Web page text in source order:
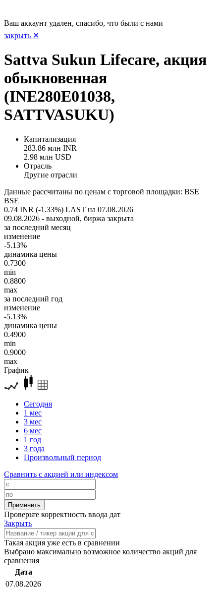
Ваш аккаунт удален, спасибо, что были с нами
закрыть ✕
Sattva Sukun Lifecare, акция
обыкновенная
(INE280E01038,
SATTVASUKU)
Капитализация
283.86 млн INR
2.98 млн USD
Отрасль
Другие отрасли
Данные рассчитаны по ценам с торговой площадки: BSE
BSE
0.74 INR (-1.33%) LAST на 07.08.2026
09.08.2026 - выходной, биржа закрыта
за последний месяц
изменение
-5.13%
динамика цены
0.7300
min
0.8800
max
за последний год
изменение
-5.13%
динамика цены
0.4900
min
0.9000
max
График
Сегодня
1 мес
3 мес
6 мес
1 год
3 года
Произвольный период
Сравнить с акцией или индексом
Проверьте корректность ввода дат
Закрыть
Такая акция уже есть в сравнении
Выбрано максимально возможное количество акций для
сравнения
Дата
07.08.2026